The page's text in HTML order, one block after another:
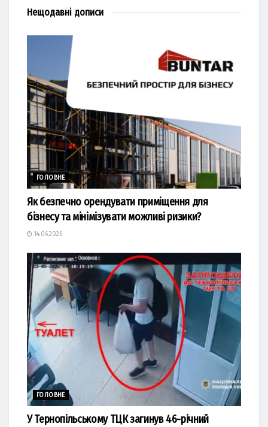
Нещодавні дописи
ГОЛОВНЕ
Як безпечно орендувати приміщення для
бізнесу та мінімізувати можливі ризики?
14.06.2026
ГОЛОВНЕ
У Тернопільському ТЦК загинув 46-річний